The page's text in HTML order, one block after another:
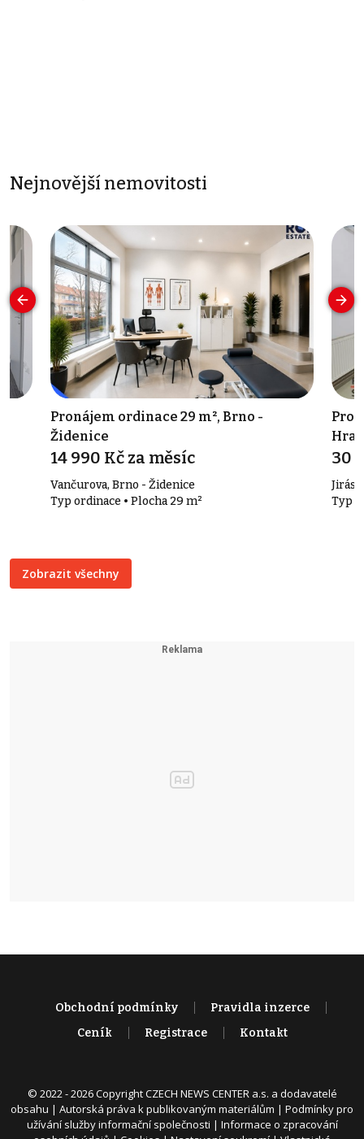
Nejnovější nemovitosti
Pronájem ordinace 29 m², Brno -
Židenice
14 990 Kč za měsíc
Vančurova, Brno - Židenice
Typ ordinace • Plocha 29 m²
30
Typ
Zobrazit všechny
Obchodní podmínky
Pravidla inzerce
Ceník
Registrace Kontakt
© 2022 - 2026 Copyright CZECH NEWS CENTER a.s. a dodavatelé
obsahu | Autorská práva k publikovaným materiálům | Podmínky pro
užívání služby informační společnosti | Informace o zpracování